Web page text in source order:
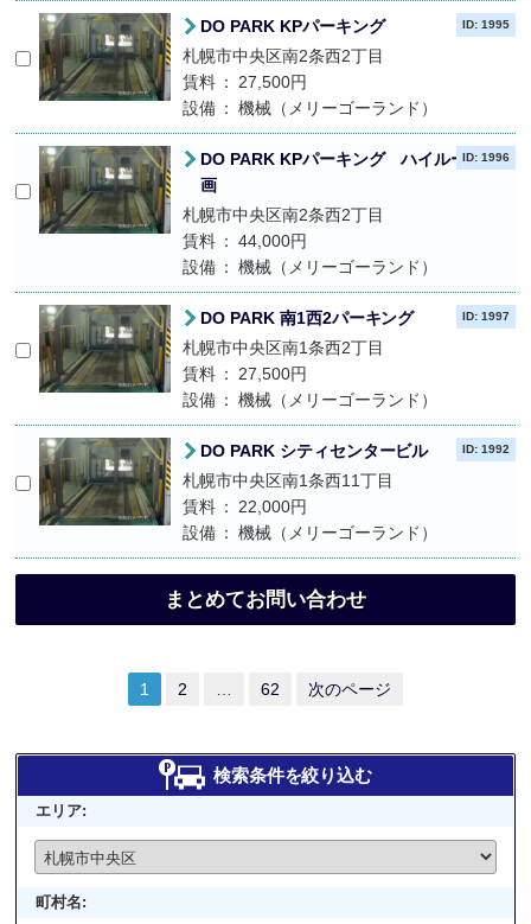
DO PARK KPパーキング
札幌市中央区南2条西2丁目
賃料
27,500円
設備
機械（メリーゴーランド）
ID: 1995
DO PARK KPパーキング ハイルーフ区
画
札幌市中央区南2条西2丁目
賃料
44,000円
設備
機械（メリーゴーランド）
ID: 1996
DO PARK 南1西2パーキング
札幌市中央区南1条西2丁目
賃料
27,500円
設備
機械（メリーゴーランド）
ID: 1997
DO PARK シティセンタービル
札幌市中央区南1条西11丁目
賃料
22,000円
設備
機械（メリーゴーランド）
ID: 1992
まとめてお問い合わせ
1 2 62 次のページ
検索条件を絞り込む
エリア:
町村名: